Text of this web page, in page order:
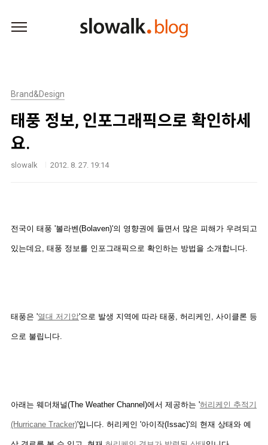
Brand&Design
태풍 정보, 인포그래픽으로 확인하세
요.
slowalk 2012. 8. 27. 19:14
전국이 태풍 '볼라벤(Bolaven)'의 영향권에 들면서 많은 피해가 우려되고
있는데요, 태풍 정보를 인포그래픽으로 확인하는 방법을 소개합니다.
태풍은 '열대 저기압'으로 발생 지역에 따라 태풍, 허리케인, 사이클론 등
으로 불립니다.
아래는 웨더채널(The Weather Channel)에서 제공하는 '허리케인 추적기
(Hurricane Tracker)'입니다. 허리케인 '아이작(Issac)'의 현재 상태와 예